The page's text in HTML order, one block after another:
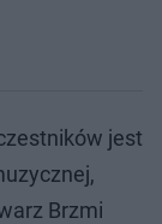
jest
Brzmi